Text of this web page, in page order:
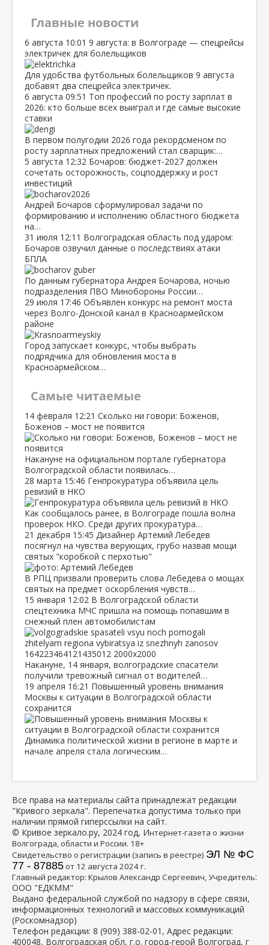
Главные новости
6 августа 10:01 9 августа: в Волгограде — спецрейсы
электричек для болельщиков
Для удобства футбольных болельщиков 9 августа
добавят два спецрейса электричек.
6 августа 09:51 Топ профессий по росту зарплат в
2026: кто больше всех выиграл и где самые высокие
ставки
В первом полугодии 2026 года рекордсменом по
росту зарплатных предложений стал сварщик:…
5 августа 12:32 Бочаров: бюджет‑2027 должен
сочетать осторожность, соцподдержку и рост
инвестиций
Андрей Бочаров сформулировал задачи по
формированию и исполнению областного бюджета
на…
31 июля 12:11 Волгоградская область под ударом:
Бочаров озвучил данные о последствиях атаки
БПЛА
По данным губернатора Андрея Бочарова, ночью
подразделения ПВО Минобороны России…
29 июля 17:46 Объявлен конкурс на ремонт моста
через Волго‑Донской канал в Красноармейском
районе
Город запускает конкурс, чтобы выбрать
подрядчика для обновления моста в
Красноармейском…
Самые читаемые
14 февраля 12:21 Сколько ни говори: Боженов,
Боженов – мост не появится
Накануне на официальном портале губернатора
Волгоградской области появилась…
28 марта 15:46 Генпрокуратура объявила цель
ревизий в НКО
Как сообщалось ранее, в Волгограде пошла волна
проверок НКО. Среди других прокуратура…
21 декабря 15:45 Дизайнер Артемий Лебедев
посягнул на чувства верующих, грубо назвав мощи
святых "коробкой с перхотью"
В РПЦ призвали проверить слова Лебедева о мощах
святых на предмет оскорбления чувств…
15 января 12:02 В Волгоградской области
спецтехника МЧС пришла на помощь попавшим в
снежный плен автомобилистам
Накануне, 14 января, волгоградские спасатели
получили тревожный сигнал от водителей…
19 апреля 16:21 Повышенный уровень внимания
Москвы к ситуации в Волгоградской области
сохранится
Динамика политической жизни в регионе в марте и
начале апреля стала логическим…
Все права на материалы сайта принадлежат редакции
"Кривого зеркала". Перепечатка допустима только при
наличии прямой гиперссылки на сайт.
© Кривое зеркало.ру, 2024 год, Интернет-газета о жизни
Волгограда, области и России. 18+
Свидетельство о регистрации (запись в реестре) ЭЛ № ФС
77 - 87885от 12 августа 2024 г.
Главный редактор: Крылов Александр Сергеевич, Учредитель:
ООО "ЕДКММ"
Выдано федеральной службой по надзору в сфере связи,
информационных технологий и массовых коммуникаций
(Роскомнадзор)
Телефон редакции: 8 (909) 388-02-01 , Адрес редакции:
400048, Волгоградская обл, г.о. город-герой Волгоград, г